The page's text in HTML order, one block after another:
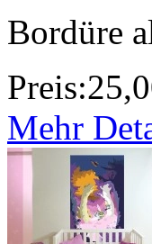
Bordüre
Preis:
Mehr